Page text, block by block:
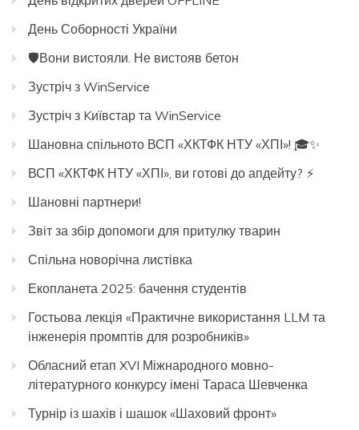
День Соборності України
🛡️Вони вистояли. Не вистояв бетон
Зустріч з WinService
Зустріч з Kиївстар та WinService
Шановна спільното ВСП «ХКТФК НТУ «ХПІ»! 🎓✨
ВСП «ХКТФК НТУ «ХПІ», ви готові до апдейту? ⚡️
Шановні партнери!
Звіт за збір допомоги для притулку тварин
Спільна новорічна листівка
Екопланета 2025: бачення студентів
Гостьова лекція «Практичне використання LLM та
інженерія промптів для розробників»
Обласний етап XVI Міжнародного мовно-
літературного конкурсу імені Тараса Шевченка
Турнір із шахів і шашок «Шаховий фронт»